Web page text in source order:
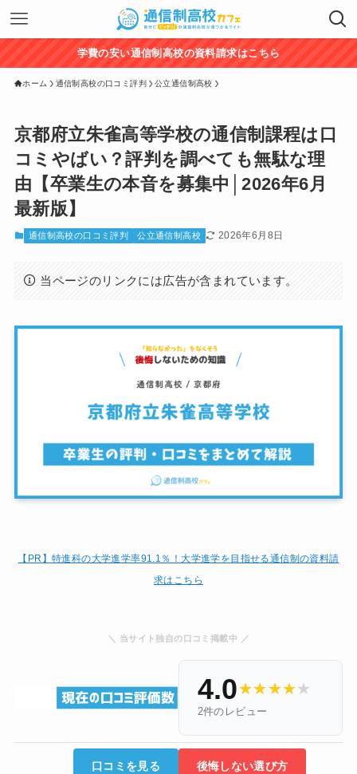
学費の安い通信制高校の資料請求はこちら
ホーム 通信制高校の口コミ評判 公立通信制高校
京都府立朱雀高等学校の通信制課程は口
コミやばい？評判を調べても無駄な理
由【卒業生の本音を募集中│2026年6月
最新版】
通信制高校の口コミ評判 公立通信制高校 2026年6月8日
当ページのリンクには広告が含まれています。
【PR】特進科の大学進学率91.1％！大学進学を目指せる通信制の資料請
求はこちら
＼ 当サイト独自の口コミ掲載中 ／
4.0★★★★★
2件のレビュー
口コミを見る 後悔しない選び方